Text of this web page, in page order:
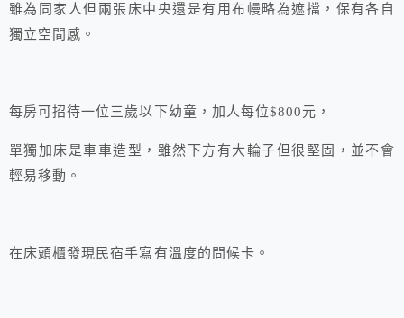
雖為同家人但兩張床中央還是有用布幔略為遮擋，保有各自
獨立空間感。
每房可招待一位三歲以下幼童，加人每位$800元，
單獨加床是車車造型，雖然下方有大輪子但很堅固，並不會
輕易移動。
在床頭櫃發現民宿手寫有溫度的問候卡。